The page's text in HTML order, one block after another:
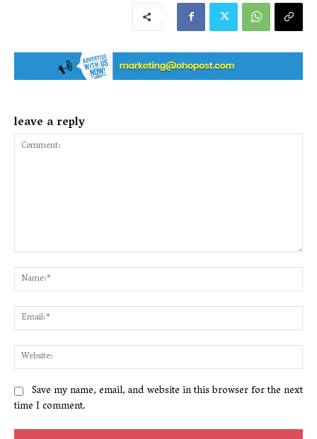
leave a reply
Save my name, email, and website in this browser for the next
time I comment.